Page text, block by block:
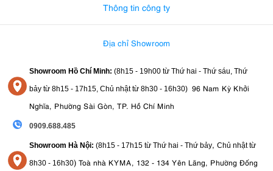
Thông tin công ty
Địa chỉ Showroom
Showroom Hồ Chí Minh: (8h15 - 19h00 từ Thứ hai - Thứ sáu, Thứ
bảy từ 8h15 - 17h15, Chủ nhật từ 8h30 - 16h30) 96 Nam Kỳ Khởi
Nghĩa, Phường Sài Gòn, TP. Hồ Chí Minh
0909.688.485
Showroom Hà Nội: (8h15 - 17h15 từ Thứ hai - Thứ bảy, Chủ nhật từ
8h30 - 16h30) Toà nhà KYMA, 132 - 134 Yên Lãng, Phường Đống